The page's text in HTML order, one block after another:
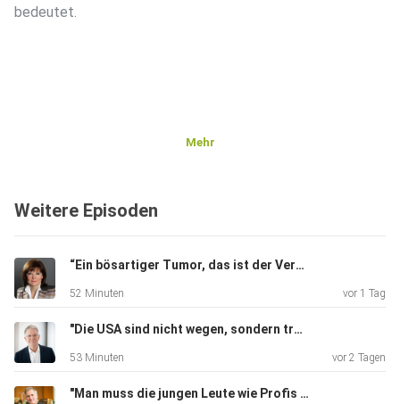
bedeutet.
Mehr
Weitere Episoden
“Ein bösartiger Tumor, das ist der Versuch der Natur sich unsterblich zu machen“ | Irina Berger, Pathologin
52 Minuten vor 1 Tag
"Die USA sind nicht wegen, sondern trotz Donald Trump eine Demokratie" | Arnd Henze, Autor
53 Minuten vor 2 Tagen
"Man muss die jungen Leute wie Profis behandeln" | Nicolás Pasquet, Dirigent